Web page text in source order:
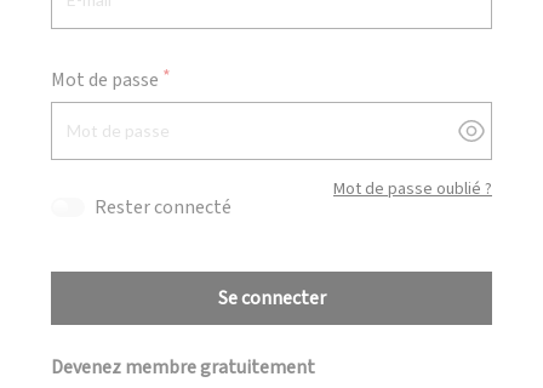
Mot de passe
Afficher/
Mot de passe oublié ?
Rester connecté
Se connecter
Devenez membre gratuitement